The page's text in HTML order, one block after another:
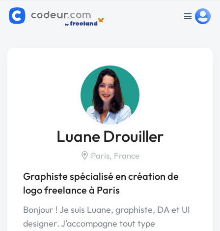
Luane Drouiller
Paris, France
Graphiste spécialisé en création de
logo freelance à Paris
Bonjour ! Je suis Luane, graphiste, DA et UI
designer. J'accompagne tout type